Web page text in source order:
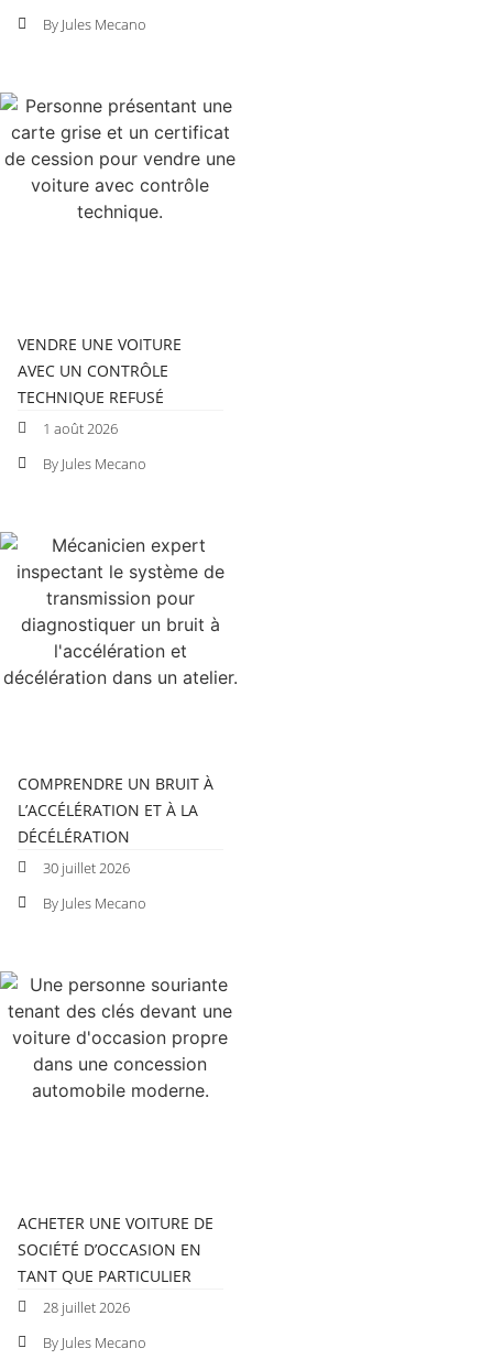
By Jules Mecano
VENDRE UNE VOITURE
AVEC UN CONTRÔLE
TECHNIQUE REFUSÉ
1 août 2026
By Jules Mecano
COMPRENDRE UN BRUIT À
L’ACCÉLÉRATION ET À LA
DÉCÉLÉRATION
30 juillet 2026
By Jules Mecano
ACHETER UNE VOITURE DE
SOCIÉTÉ D’OCCASION EN
TANT QUE PARTICULIER
28 juillet 2026
By Jules Mecano